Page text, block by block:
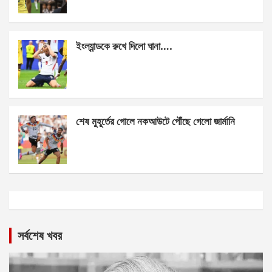
ইংল্যান্ডকে রুখে দিলো ঘানা….
শেষ মুহূর্তের গোলে নকআউটে পৌঁছে গেলো জার্মানি
সর্বশেষ খবর